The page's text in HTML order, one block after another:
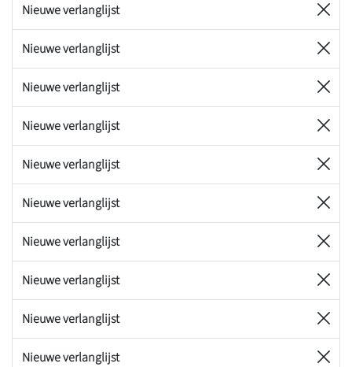
Nieuwe verlanglijst
Nieuwe verlanglijst
Nieuwe verlanglijst
Nieuwe verlanglijst
Nieuwe verlanglijst
Nieuwe verlanglijst
Nieuwe verlanglijst
Nieuwe verlanglijst
Nieuwe verlanglijst
Nieuwe verlanglijst